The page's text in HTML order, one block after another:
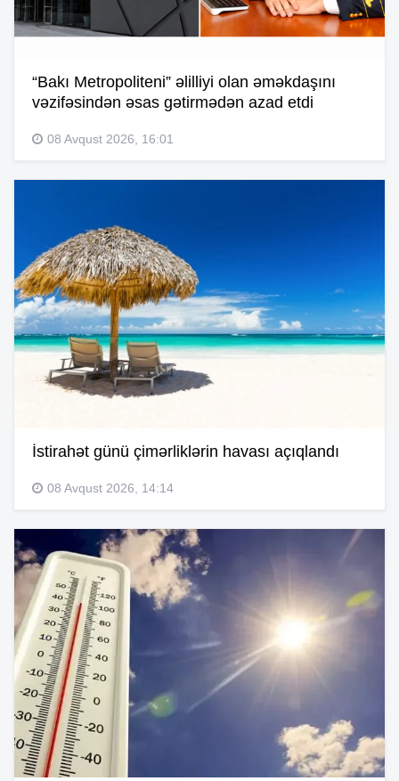
“Bakı Metropoliteni” əlilliyi olan əməkdaşını
vəzifəsindən əsas gətirmədən azad etdi
08 Avqust 2026, 16:01
İstirahət günü çimərliklərin havası açıqlandı
08 Avqust 2026, 14:14